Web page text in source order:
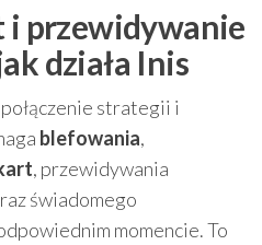
i przewidywanie
działa Inis
strategii i
blefowania,
, przewidywania
świadomego
momencie. To